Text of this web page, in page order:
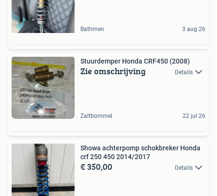
Bathmen 3 aug 26
Stuurdemper Honda CRF450 (2008)
Zie omschrijving Details
Zaltbommel 22 jul 26
Showa achterpomp schokbreker Honda
crf 250 450 2014/2017
€ 350,00 Details